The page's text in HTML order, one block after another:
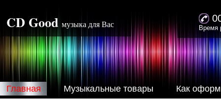
CD Good музыка для Вас Время
Главная Музыкальные товары Как